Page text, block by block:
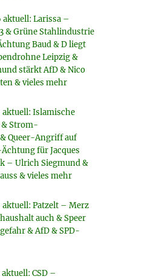
aktuell: Larissa –
& Grüne Stahlindustrie
Baud & D liegt
Leipzig &
stärkt AfD & Nico
& vieles mehr
aktuell: Islamische
& Strom-
Queer-Angriff auf
für Jacques
– Ulrich Siegmund &
& vieles mehr
aktuell: Patzelt – Merz
auch & Speer
& AfD & SPD-
CSD –